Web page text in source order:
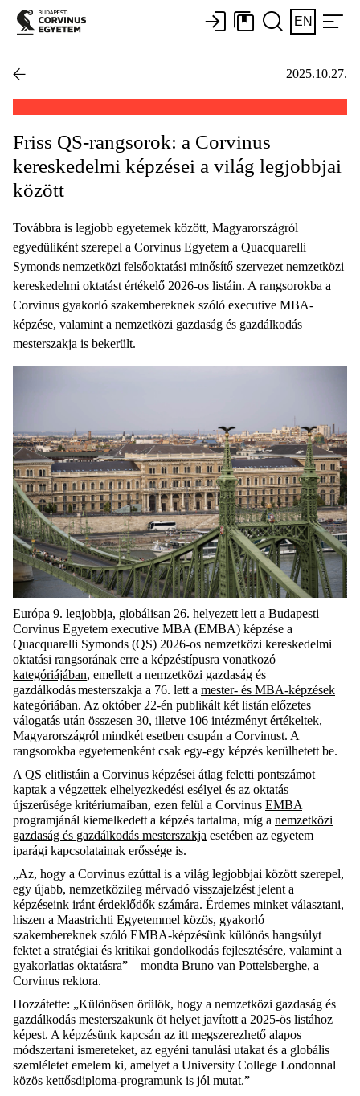
EN
2025.10.27.
Friss QS-rangsorok: a Corvinus
kereskedelmi képzései a világ legjobbjai
között
Továbbra is legjobb egyetemek között, Magyarországról
egyedüliként szerepel a Corvinus Egyetem a Quacquarelli
Symonds nemzetközi felsőoktatási minősítő szervezet nemzetközi
kereskedelmi oktatást értékelő 2026-os listáin. A rangsorokba a
Corvinus gyakorló szakembereknek szóló executive MBA-
képzése, valamint a nemzetközi gazdaság és gazdálkodás
mesterszakja is bekerült.
Európa 9. legjobbja, globálisan 26. helyezett lett a Budapesti
Corvinus Egyetem executive MBA (EMBA) képzése a
Quacquarelli Symonds (QS) 2026-os nemzetközi kereskedelmi
oktatási rangsorának erre a képzéstípusra vonatkozó
kategóriájában, emellett a nemzetközi gazdaság és
gazdálkodás mesterszakja a 76. lett a mester- és MBA-képzések
kategóriában. Az október 22-én publikált két listán előzetes
válogatás után összesen 30, illetve 106 intézményt értékeltek,
Magyarországról mindkét esetben csupán a Corvinust. A
rangsorokba egyetemenként csak egy-egy képzés kerülhetett be.
A QS elitlistáin a Corvinus képzései átlag feletti pontszámot
kaptak a végzettek elhelyezkedési esélyei és az oktatás
újszerűsége kritériumaiban, ezen felül a Corvinus EMBA
programjánál kiemelkedett a képzés tartalma, míg a nemzetközi
gazdaság és gazdálkodás mesterszakja esetében az egyetem
iparági kapcsolatainak erőssége is.
„Az, hogy a Corvinus ezúttal is a világ legjobbjai között szerepel,
egy újabb, nemzetközileg mérvadó visszajelzést jelent a
képzéseink iránt érdeklődők számára. Érdemes minket választani,
hiszen a Maastrichti Egyetemmel közös, gyakorló
szakembereknek szóló EMBA-képzésünk különös hangsúlyt
fektet a stratégiai és kritikai gondolkodás fejlesztésére, valamint a
gyakorlatias oktatásra” – mondta Bruno van Pottelsberghe, a
Corvinus rektora.
Hozzátette: „Különösen örülök, hogy a nemzetközi gazdaság és
gazdálkodás mesterszakunk öt helyet javított a 2025-ös listához
képest. A képzésünk kapcsán az itt megszerezhető alapos
módszertani ismereteket, az egyéni tanulási utakat és a globális
szemléletet emelem ki, amelyet a University College Londonnal
közös kettősdiploma-programunk is jól mutat.”